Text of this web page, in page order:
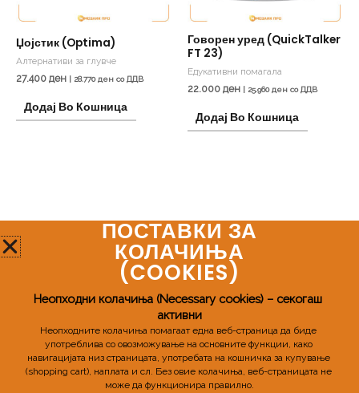
Џојстик (Optima)
Алтернативи за глувче
27.400 ден 28.770ден со ДДВ
Додај Во Кошница
Говорен уред (QuickTalker
FT 23)
Едукативни помагала
22.000 ден 25.960ден со ДДВ
Додај Во Кошница
Мозаик Про
+389 72 598 955
mozaikpro.mk@gmail.com
ПОСТАВКИ ЗА
КОЛАЧИЊА
(COOKIES)​
Неопходни колачиња (Necessary cookies) – секогаш
активни
Неопходните колачиња помагаат една веб-страница да биде
употреблива со овозможување на основните функции, како
навигацијата низ страницата, употребата на кошничка за купување
(shopping cart), наплата и сл. Без овие колачиња, веб-страницата не
може да функционира правилно.